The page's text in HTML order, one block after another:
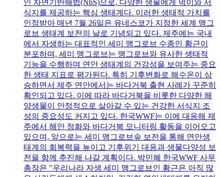
인 자연기반해법(NbS)으로, 다양한 생물에게 먹이와 서
식지를 제공하는 핵심 생태계다. 이러한 생태적 가치를
인정받아 매년 7월 26일은 유네스코가 지정한 세계 맹그
로브 생태계 보전의 날로 기념되고 있다. 제주에는 국내
에서 자생하는 대표적인 세미 맹그로브 수종인 황근이
분포하며, 세미 맹그로브는 맹그로브와 유사한 생태적
기능을 수행하며 연안 생태계의 건강성을 보여주는 중요
한 생태 지표로 평가된다. 특히 기후변화로 해수온이 상
승하면서 제주 연안에서는 바다거북 출현 사례가 꾸준히
확인되고 있다. 이에 따라 바다거북을 비롯한 다양한 해
양생물이 안정적으로 살아갈 수 있는 건강한 서식지 조
성의 중요성도 커지고 있다. 한국WWF는 이에 대응해 제
주에서 해안 정화와 바다거북 모니터링 활동을 이어오고
있으며, 앞으로는 세미 맹그로브숲 보전을 통해 연안생
태계의 회복력을 높이고 기후위기 대응과 생물다양성 보
전을 함께 추진해 나갈 계획이다. 박민혜 한국WWF 사무
총장은 "우리나라 자생 세미 맹그로브인 황근은 아직 많